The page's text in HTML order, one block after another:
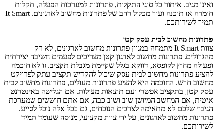
ואינו מגיב. איתור כל סוגי התקלות, פתרונות למערכות הפעלה, תקלות
חומרה או תוכנה ועוד מכלול רחב של פתרונות מחשוב לארגונים. It Smart
תמיד לשירותכם.
פתרונות מחשוב לבית עסק קטן
צוות It Smart מתמחה במגוון פתרונות מחשוב לארגונים, לא רק
מהגדולים. פתרונות מחשוב לארגון קטן מצריכים לפעמים חשיבה יצירתית
ופעולה מחוץ לקופסא, דווקא בגלל שקיימת מגבלת תקציב. זו לא חוכמה
להציע פתרונות מחשוב לבית עסק שיכול להקדיש תקציב עתק לפרויקט
מחשוב חדש. החוכמה היא להציע פתרונות מעולים, פתרונות מחשוב לבית
עסק קטן, בתקציב אפשרי ועם תוצאות מעולות. אם הגלישה באינטרנט
איטית, אם המחשב המיושן שוב ושוב כבה, אם אתם חוששים שמערכת
הגיבוי שלכם לא מתאימה לצרכים הנוכחים, גם בכל אלה נוכל לסייע.
פתרונות מחשוב לארגונים, על ידי צוות מקצועי, מנוסה שעומד תמיד
לשירותכם.